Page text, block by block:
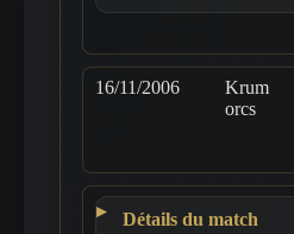
16/11/2006
Krum
orcs
Détails du match